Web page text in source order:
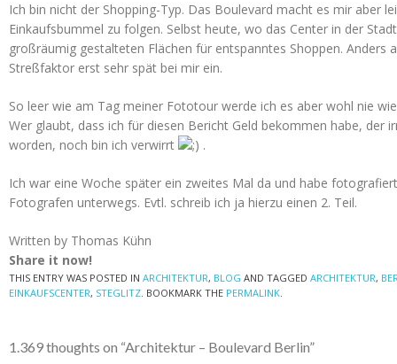
Ich bin nicht der Shopping-Typ. Das Boulevard macht es mir aber
Einkaufsbummel zu folgen. Selbst heute, wo das Center in der
großräumig gestalteten Flächen für entspanntes Shoppen. Anders
Streßfaktor erst sehr spät bei mir ein.
So leer wie am Tag meiner Fototour werde ich es aber wohl nie
Wer glaubt, dass ich für diesen Bericht Geld bekommen habe, der
worden, noch bin ich verwirrt
.
Ich war eine Woche später ein zweites Mal da und habe
Fotografen unterwegs. Evtl. schreib ich ja hierzu einen 2. Teil.
Written by Thomas Kühn
Share it now!
THIS ENTRY WAS POSTED IN ARCHITEKTUR, BLOG AND TAGGED ARCHITEKTUR,
EINKAUFSCENTER, STEGLITZ. BOOKMARK THE PERMALINK.
1.369 thoughts on “Architektur – Boulevard Berlin”